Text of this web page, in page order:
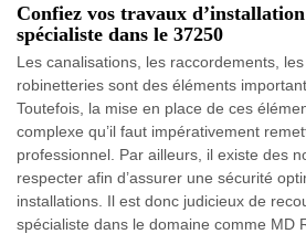
Confiez vos travaux
spécialiste dans le 37250
Les canalisations, les raccordements,
robinetteries sont des éléments
Toutefois, la mise en place de ces
complexe qu’il faut impérativement
professionnel. Par ailleurs, il existe des
respecter afin d’assurer une sécurité
installations. Il est donc judicieux de
spécialiste dans le domaine comme MD